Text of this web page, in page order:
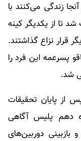
زندگی می‌کنند با
تا از یکدیگر کینه
قرار نزاع گذاشتند.
پسرعمه‌ این فرد را
شد.
از پایان تحقیقات
دهم پلیس آگاهی
بازبینی دوربین‌های